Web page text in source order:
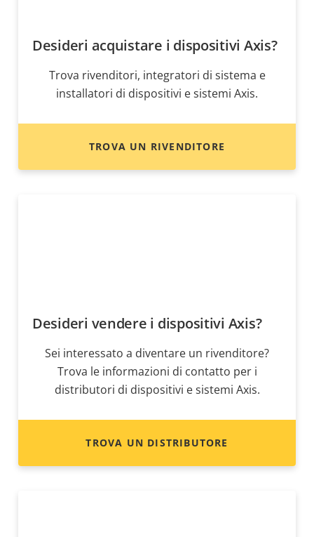
Desideri acquistare i dispositivi Axis?
Trova rivenditori, integratori di sistema e
installatori di dispositivi e sistemi Axis.
TROVA UN RIVENDITORE
Desideri vendere i dispositivi Axis?
Sei interessato a diventare un rivenditore?
Trova le informazioni di contatto per i
distributori di dispositivi e sistemi Axis.
TROVA UN DISTRIBUTORE